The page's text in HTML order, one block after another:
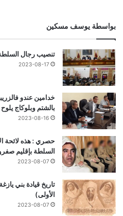
بواسطة يوسف مسكين
تنصيب رجال
2023-08-17
خدامين عندو
بالشتم وبلوكاج
2023-08-16
حصري : هذه لائحة
السلطة بإقليم
2023-08-07
تاريخ قيادة بني
الأولى)
2023-08-07